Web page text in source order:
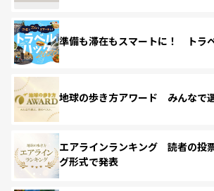
準備も滞在もスマートに！ トラ
地球の歩き方アワード みんなで
エアラインランキング 読者の投
グ形式で発表